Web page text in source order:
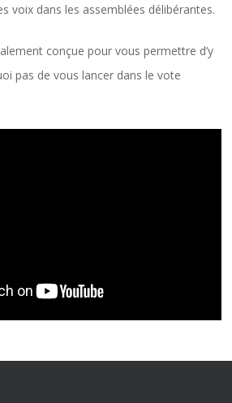
voix dans les assemblées délibérantes.
conçue pour vous permettre d’y
pas de vous lancer dans le vote